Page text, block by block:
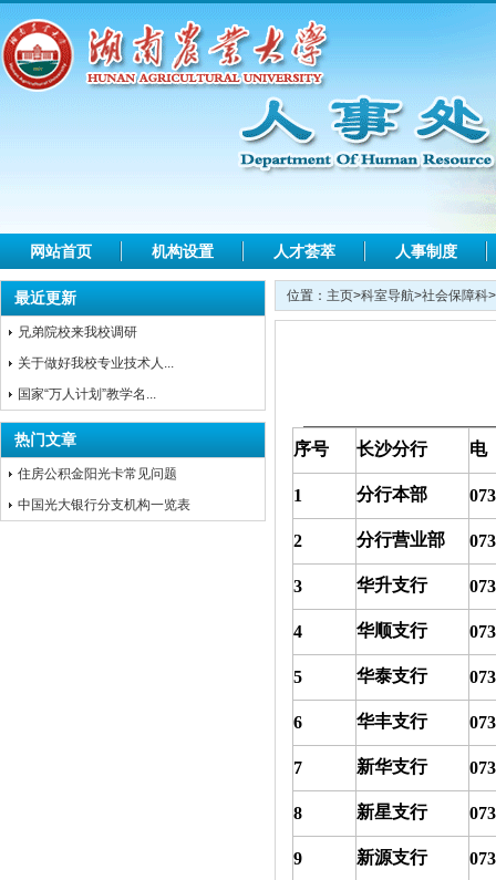
网站首页 机构设置 人才荟萃 人事制度
最近更新
兄弟院校来我校调研
关于做好我校专业技术人...
国家“万人计划”教学名...
热门文章
住房公积金阳光卡常见问题
中国光大银行分支机构一览表
位置： 主页>科室导航>社会保障科>
序号 长沙分行 电
1 分行本部
2 分行营业部
3 华升支行
4 华顺支行
5 华泰支行
6 华丰支行
7 新华支行
8 新星支行
9 新源支行